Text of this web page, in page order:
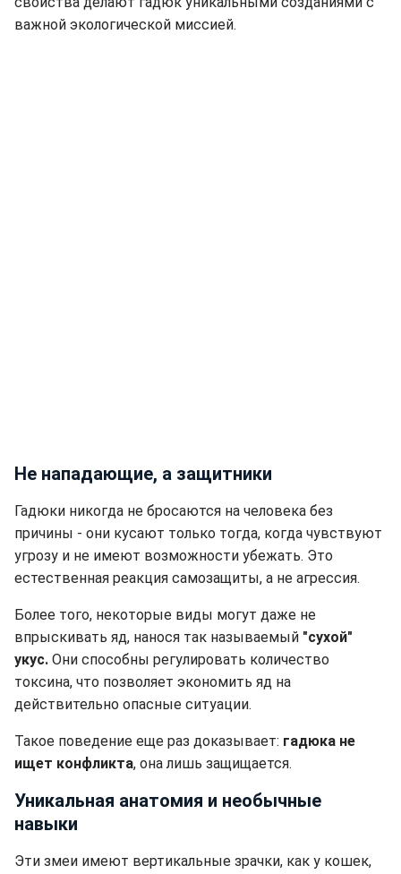
важной экологической миссией.
Не нападающие, а защитники
Гадюки никогда не бросаются на человека без
причины - они кусают только тогда, когда чувствуют
угрозу и не имеют возможности убежать. Это
естественная реакция самозащиты, а не агрессия.
Более того, некоторые виды могут даже не
впрыскивать яд, нанося так называемый "сухой"
укус. Они способны регулировать количество
токсина, что позволяет экономить яд на
действительно опасные ситуации.
Такое поведение еще раз доказывает: гадюка не
ищет конфликта, она лишь защищается.
Уникальная анатомия и необычные
навыки
Эти змеи имеют вертикальные зрачки, как у кошек,